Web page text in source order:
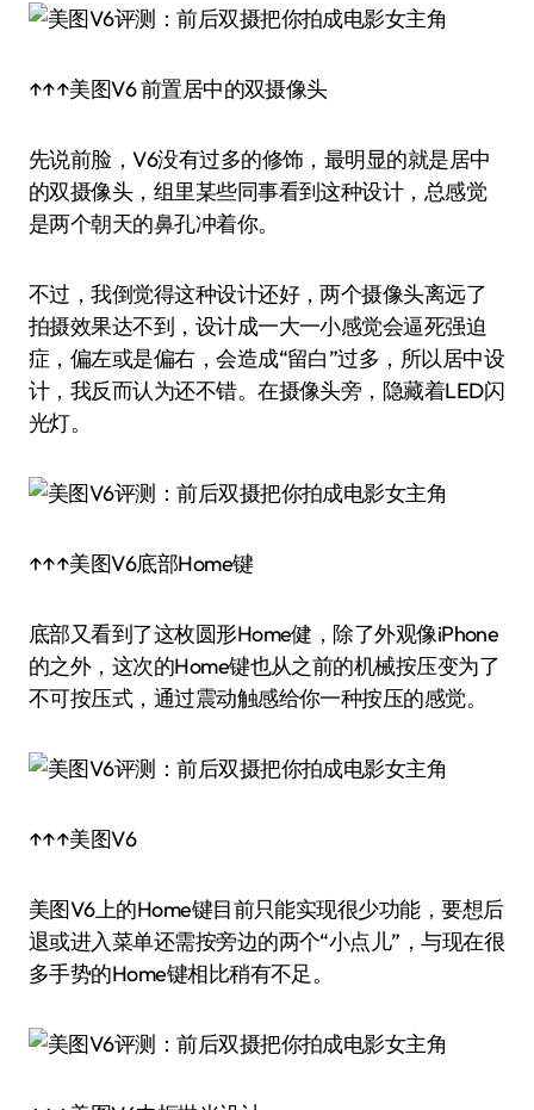
↑↑↑美图V6 前置居中的双摄像头
先说前脸，V6没有过多的修饰，最明显的就是居中
的双摄像头，组里某些同事看到这种设计，总感觉
是两个朝天的鼻孔冲着你。
不过，我倒觉得这种设计还好，两个摄像头离远了
拍摄效果达不到，设计成一大一小感觉会逼死强迫
症，偏左或是偏右，会造成“留白”过多，所以居中设
计，我反而认为还不错。在摄像头旁，隐藏着LED闪
光灯。
↑↑↑美图V6底部Home键
底部又看到了这枚圆形Home健，除了外观像iPhone
的之外，这次的Home键也从之前的机械按压变为了
不可按压式，通过震动触感给你一种按压的感觉。
↑↑↑美图V6
美图V6上的Home键目前只能实现很少功能，要想后
退或进入菜单还需按旁边的两个“小点儿”，与现在很
多手势的Home键相比稍有不足。